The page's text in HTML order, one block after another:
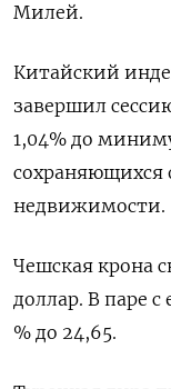
Милей.
Китайский
завершил
1,04% до
сохраняющихся
недвижимости.
Чешская крона
доллар. В паре
% до 24,65.